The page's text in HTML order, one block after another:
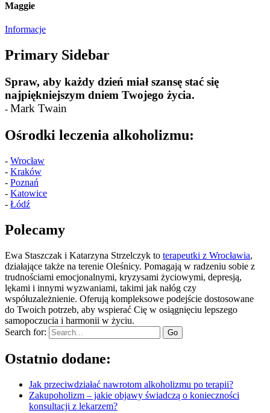
Maggie
Informacje
Primary Sidebar
Spraw, aby każdy dzień miał szansę stać się
najpiękniejszym dniem Twojego życia.
- Mark Twain
Ośrodki leczenia alkoholizmu:
- Wrocław
- Kraków
- Poznań
- Katowice
- Łódź
Polecamy
Ewa Staszczak i Katarzyna Strzelczyk to terapeutki z Wrocławia,
działające także na terenie Oleśnicy. Pomagają w radzeniu sobie z
trudnościami emocjonalnymi, kryzysami życiowymi, depresją,
lękami i innymi wyzwaniami, takimi jak nałóg czy
współuzależnienie. Oferują kompleksowe podejście dostosowane
do Twoich potrzeb, aby wspierać Cię w osiągnięciu lepszego
samopoczucia i harmonii w życiu.
Search for:
Ostatnio dodane:
Jak przeciwdziałać nawrotom alkoholizmu po terapii?
Zakupoholizm – jakie objawy świadczą o konieczności
konsultacji z lekarzem?